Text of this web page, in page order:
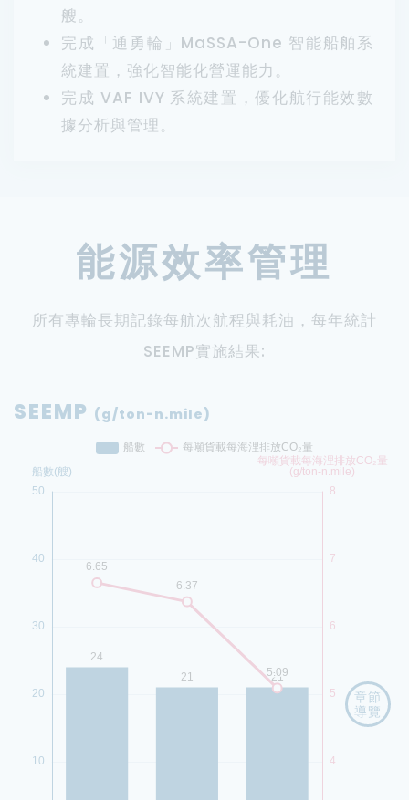
艘。
完成「通勇輪」MaSSA-One 智能船舶系
統建置，強化智能化營運能力。
完成 VAF IVY 系統建置，優化航行能效數
據分析與管理。
能源效率管理
所有專輪長期記錄每航次航程與耗油，每年統計
SEEMP實施結果:
SEEMP (g/ton-n.mile)
章節
導覽